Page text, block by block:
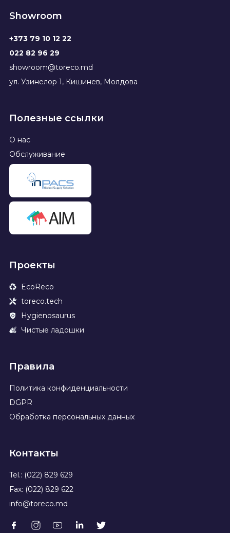
Showroom
+373 79 10 12 22
022 82 96 29
showroom@toreco.md
ул. Узинелор 1, Кишинев, Молдова
Полезные ссылки
О нас
Обслуживание
Проекты
EcoReco
toreco.tech
Hygienosaurus
Чистые ладошки
Правила
Политика конфиденциальности
DGPR
Обработка персональных данных
Контакты
Tel.: (022) 829 629
Fax: (022) 829 622
info@toreco.md